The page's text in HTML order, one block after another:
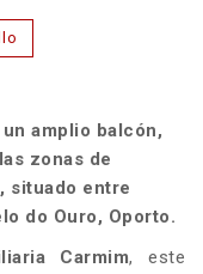
amplio balcón,
zonas de
situado entre
do Ouro, Oporto.
Carmim, este